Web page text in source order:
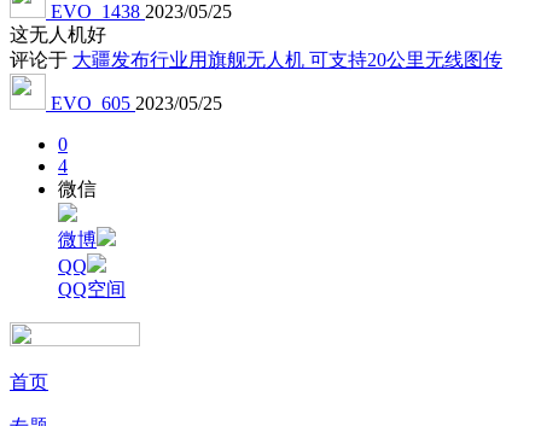
EVO_1438 2023/05/25
这无人机好
评论于 大疆发布行业用旗舰无人机 可支持20公里无线图传
EVO_605 2023/05/25
0
4
微信
微博
QQ
QQ空间
首页